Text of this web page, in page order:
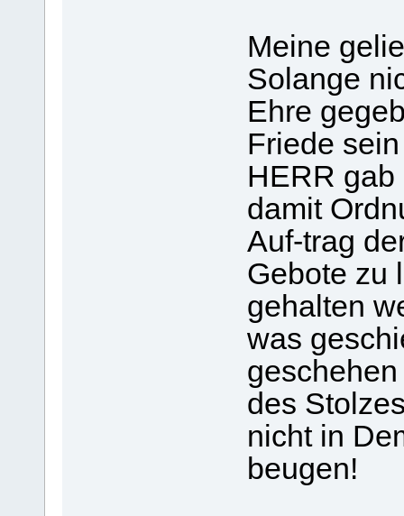
Meine
Solange
Ehre
Friede
HERR
damit
Auf-trag
Gebote zu
gehalten
was
des
nicht in
beugen!